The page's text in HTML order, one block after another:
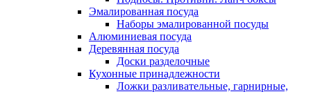
Эмалированная посуда
Наборы эмалированной посуды
Алюминиевая посуда
Деревянная посуда
Доски разделочные
Кухонные принадлежности
Ложки разливательные, гарнирные,